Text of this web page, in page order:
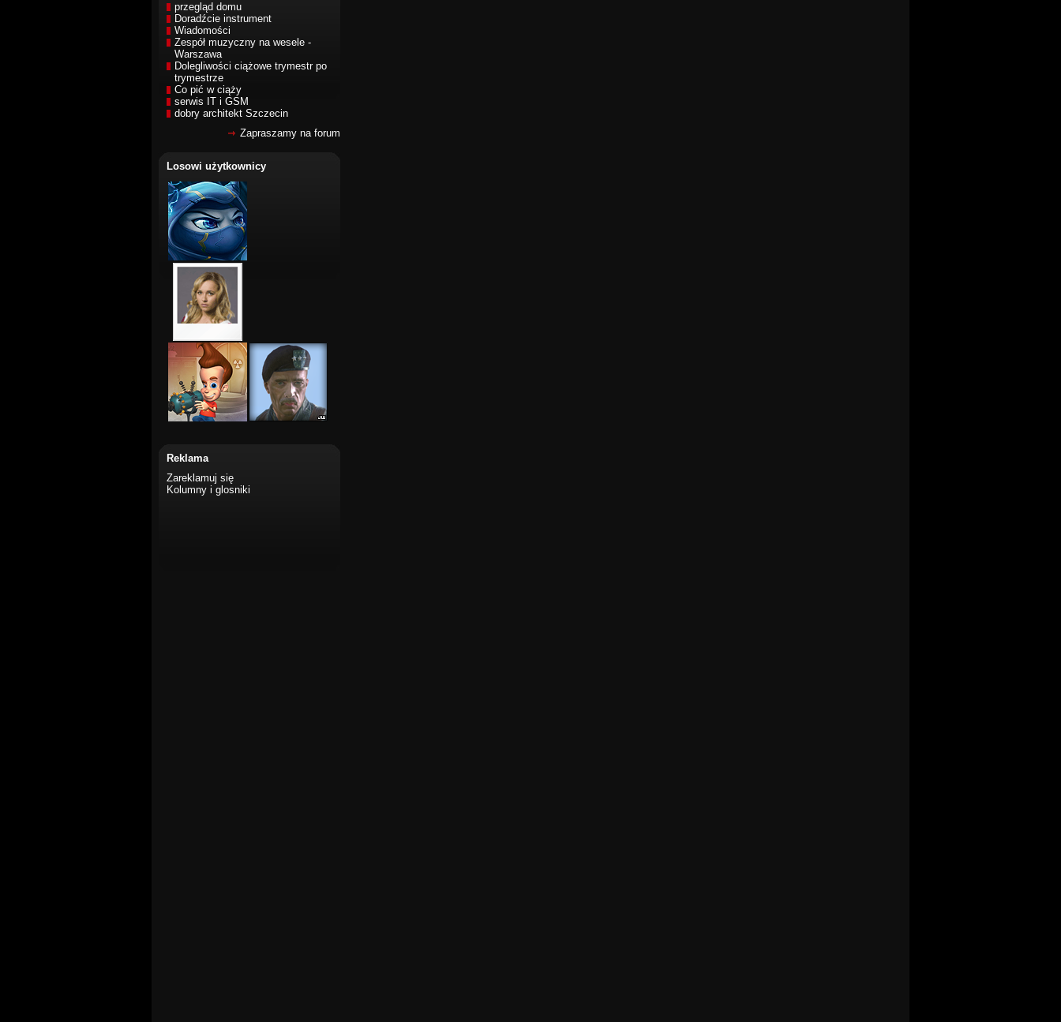
przegląd domu
Doradźcie instrument
Wiadomości
Zespół muzyczny na wesele -
Warszawa
Dolegliwości ciążowe trymestr po
trymestrze
Co pić w ciąży
serwis IT i GSM
dobry architekt Szczecin
Zapraszamy na forum
Losowi użytkownicy
Reklama
Zareklamuj się
Kolumny i glosniki